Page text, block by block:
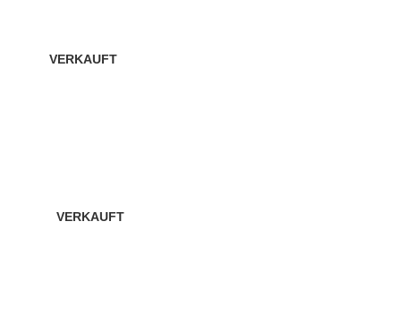
VERKAUFT
VERKAUFT